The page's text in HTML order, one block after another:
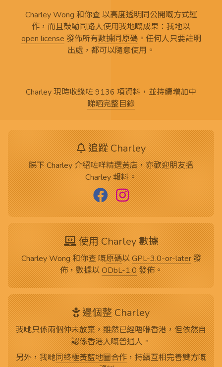
Charley Wong 和你查 以高度透明同公開嘅方式運
作，而且鼓勵同路人使用我地嘅成果：我地以
open license 發佈所有數據同原碼。任何人只要註明
出處，都可以隨意使用。
Charley 現時收錄咗 9136 項資料，並持續增加中
睇晒完整目錄
追蹤 Charley
睇下 Charley 介紹咗咩精選黃店，亦歡迎朋友搵
Charley 報料。
使用 Charley 數據
Charley Wong 和你查 嘅原碼以GPL-3.0-or-later發
佈，數據以ODbL-1.0發佈。
邊個整 Charley
我哋只係兩個仲未放棄，雖然已經唔喺香港，但依然自
認係香港人嘅普通人。
另外，我哋同終極黃藍地圖合作，持續互相完善雙方嘅